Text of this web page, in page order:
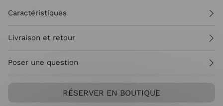
Caractéristiques
Livraison et retour
Poser une question
RÉSERVER EN BOUTIQUE